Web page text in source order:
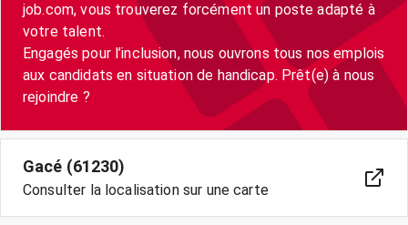
job.com, vous trouverez forcément un poste adapté à
votre talent.
Engagés pour l’inclusion, nous ouvrons tous nos emplois
aux candidats en situation de handicap. Prêt(e) à nous
Gacé (61230)
Consulter la localisation sur une carte